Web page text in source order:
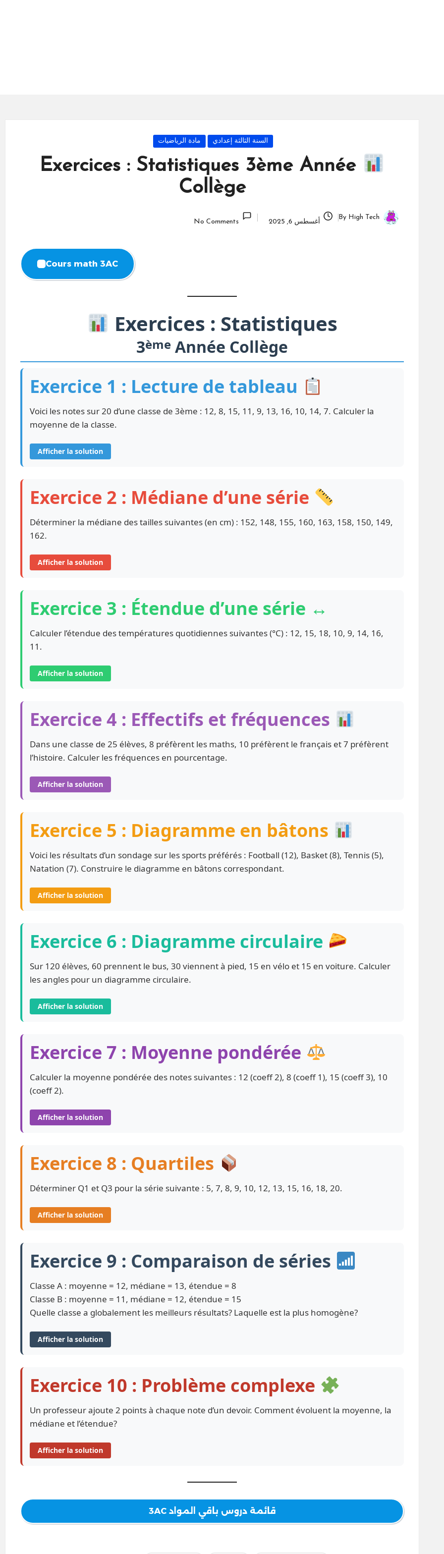
Posted
السنة الثالثة إعدادي مادة الرياضيات
Exercices : Statistiques 3ème Année
Collège
Posted
By High Tech
أغسطس 6, 2025 No Comments
Cours math 3AC
Exercices : Statistiques
3ème Année Collège
Exercice 1 : Lecture de tableau
Voici les notes sur 20 d’une classe de 3ème : 12, 8, 15, 11, 9, 13, 16, 10, 14, 7. Calculer la
moyenne de la classe.
Afficher la solution
Exercice 2 : Médiane d’une série
Déterminer la médiane des tailles suivantes (en cm) : 152, 148, 155, 160, 163, 158, 150, 149,
162.
Afficher la solution
Exercice 3 : Étendue d’une série ↔️
Calculer l’étendue des températures quotidiennes suivantes (°C) : 12, 15, 18, 10, 9, 14, 16,
11.
Afficher la solution
Exercice 4 : Effectifs et fréquences
Dans une classe de 25 élèves, 8 préfèrent les maths, 10 préfèrent le français et 7 préfèrent
l’histoire. Calculer les fréquences en pourcentage.
Afficher la solution
Exercice 5 : Diagramme en bâtons
Voici les résultats d’un sondage sur les sports préférés : Football (12), Basket (8), Tennis (5),
Natation (7). Construire le diagramme en bâtons correspondant.
Afficher la solution
Exercice 6 : Diagramme circulaire
Sur 120 élèves, 60 prennent le bus, 30 viennent à pied, 15 en vélo et 15 en voiture. Calculer
les angles pour un diagramme circulaire.
Afficher la solution
Exercice 7 : Moyenne pondérée
Calculer la moyenne pondérée des notes suivantes : 12 (coeff 2), 8 (coeff 1), 15 (coeff 3), 10
(coeff 2).
Afficher la solution
Exercice 8 : Quartiles
Déterminer Q1 et Q3 pour la série suivante : 5, 7, 8, 9, 10, 12, 13, 15, 16, 18, 20.
Afficher la solution
Exercice 9 : Comparaison de séries
Classe A : moyenne = 12, médiane = 13, étendue = 8
Classe B : moyenne = 11, médiane = 12, étendue = 15
Quelle classe a globalement les meilleurs résultats? Laquelle est la plus homogène?
Afficher la solution
Exercice 10 : Problème complexe
Un professeur ajoute 2 points à chaque note d’un devoir. Comment évoluent la moyenne, la
médiane et l’étendue?
Afficher la solution
قائمة دروس باقي المواد 3AC